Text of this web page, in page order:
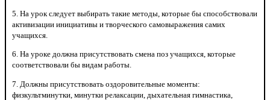
5. На урок следует выбирать такие методы, которые бы способствовали
активизации инициативы и творческого самовыражения самих
учащихся.
6. На уроке должна присутствовать смена поз учащихся, которые
соответствовали бы видам работы.
7. Должны присутствовать оздоровительные моменты:
физкультминутки, минутки релаксации, дыхательная гимнастика,